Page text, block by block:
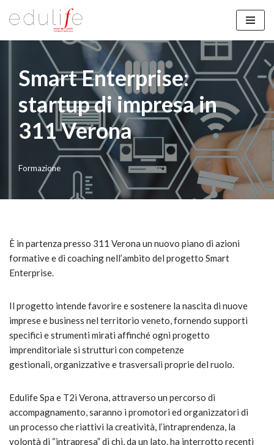
contenuto
Smart Enterprise:
startup di impresa in
311 Verona
Formazione
È in partenza presso 311 Verona un nuovo piano di azioni
formative e di coaching nell’ambito del progetto Smart
Enterprise.
Il progetto intende favorire e sostenere la nascita di nuove
imprese e business nel territorio veneto, fornendo supporti
specifici e strumenti mirati affinché ogni progetto
imprenditoriale si strutturi con competenze
gestionali, organizzative e trasversali proprie del ruolo.
Edulife Spa e T2i Verona, attraverso un percorso di
accompagnamento, saranno i promotori ed organizzatori di
un processo che riattivi la creatività, l’intraprendenza, la
volontà di “intrapresa” di chi, da un lato, ha interrotto recenti